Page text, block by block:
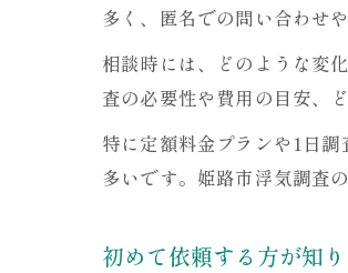
多く、匿名での問い合わせ
相談時には、どのような変
査の必要性や費用の目安、
特に定額料金プランや1日
多いです。姫路市浮気調査
初めて依頼する方が知